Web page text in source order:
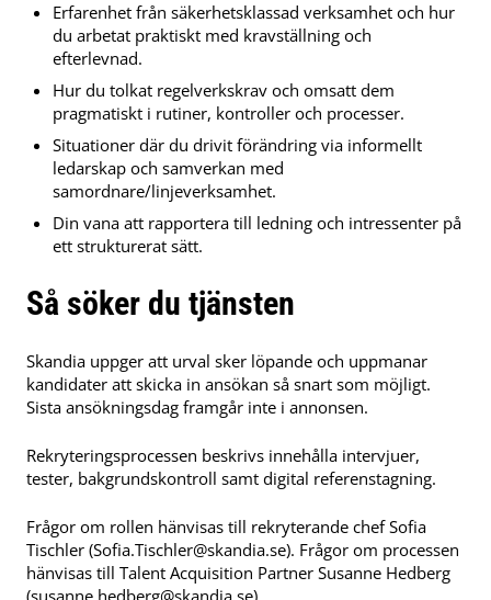
Erfarenhet från säkerhetsklassad verksamhet och hur
du arbetat praktiskt med kravställning och
efterlevnad.
Hur du tolkat regelverkskrav och omsatt dem
pragmatiskt i rutiner, kontroller och processer.
Situationer där du drivit förändring via informellt
ledarskap och samverkan med
samordnare/linjeverksamhet.
Din vana att rapportera till ledning och intressenter på
ett strukturerat sätt.
Så söker du tjänsten
Skandia uppger att urval sker löpande och uppmanar
kandidater att skicka in ansökan så snart som möjligt.
Sista ansökningsdag framgår inte i annonsen.
Rekryteringsprocessen beskrivs innehålla intervjuer,
tester, bakgrundskontroll samt digital referenstagning.
Frågor om rollen hänvisas till rekryterande chef Sofia
Tischler (Sofia.Tischler@skandia.se). Frågor om processen
hänvisas till Talent Acquisition Partner Susanne Hedberg
(susanne.hedberg@skandia.se).